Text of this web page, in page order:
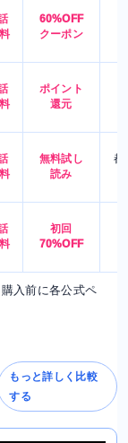
60%OFF
クーポン
ポイント
還元
無料試し
読み
都
初回
70%OFF
入前に各公式ペ
もっと詳しく比較
する